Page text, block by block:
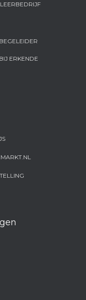
ERKENDE